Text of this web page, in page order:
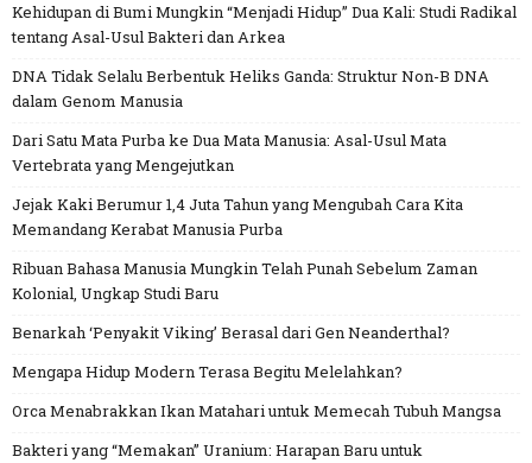
Kehidupan di Bumi Mungkin “Menjadi Hidup” Dua Kali: Studi Radikal
tentang Asal-Usul Bakteri dan Arkea
DNA Tidak Selalu Berbentuk Heliks Ganda: Struktur Non-B DNA
dalam Genom Manusia
Dari Satu Mata Purba ke Dua Mata Manusia: Asal-Usul Mata
Vertebrata yang Mengejutkan
Jejak Kaki Berumur 1,4 Juta Tahun yang Mengubah Cara Kita
Memandang Kerabat Manusia Purba
Ribuan Bahasa Manusia Mungkin Telah Punah Sebelum Zaman
Kolonial, Ungkap Studi Baru
Benarkah ‘Penyakit Viking’ Berasal dari Gen Neanderthal?
Mengapa Hidup Modern Terasa Begitu Melelahkan?
Orca Menabrakkan Ikan Matahari untuk Memecah Tubuh Mangsa
Bakteri yang “Memakan” Uranium: Harapan Baru untuk